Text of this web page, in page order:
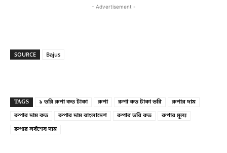
- Advertisement -
SOURCE Bajus
TAGS ১ ভরি রুপা কত টাকা রুপা রুপা কত টাকা ভরি
রুপার দাম
রুপার দাম কত
রুপার দাম বাংলাদেশ রুপার ভরি কত
রুপার মূল্য
রুপার সর্বশেষ দাম